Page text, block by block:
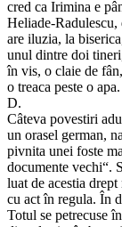
cred ca Irimina e
Heliade-
are iluzia, la
unul dintre doi
în vis, o claie de
o treaca peste o
D.
Câteva povestiri
un orasel german,
pivnita unei foste
documente vechi“.
luat de acestia
cu act în regula. În
Totul se petrecuse